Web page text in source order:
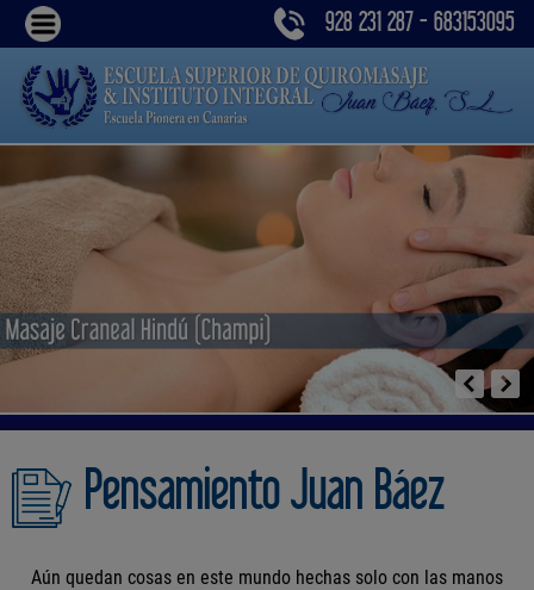
928 231 287 - 683153095
Pensamiento Juan Báez
Aún quedan cosas en este mundo hechas solo con las manos